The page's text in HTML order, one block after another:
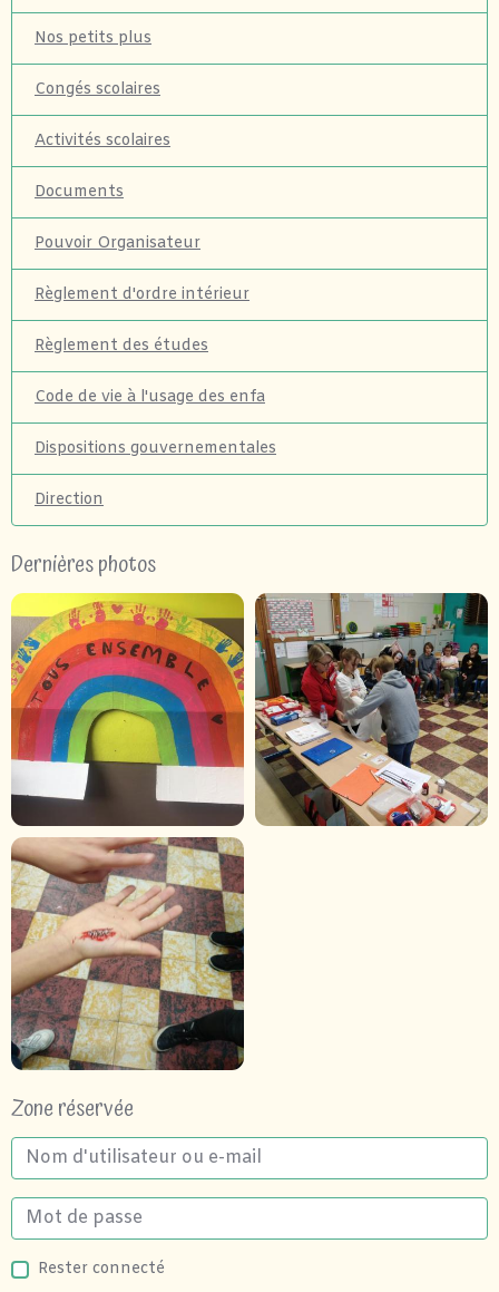
Nos petits plus
Congés scolaires
Activités scolaires
Documents
Pouvoir Organisateur
Règlement d'ordre intérieur
Règlement des études
Code de vie à l'usage des enfa
Dispositions gouvernementales
Direction
Dernières photos
Zone réservée
Rester connecté